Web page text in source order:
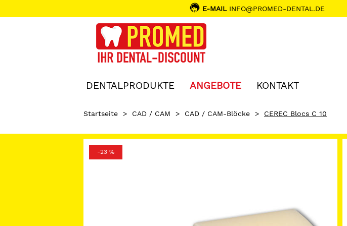
E-MAILINFO@PROMED-DENTAL.DE
DENTALPRODUKTE ANGEBOTE KONTAKT
Startseite > CAD / CAM > CAD / CAM-Blöcke > CEREC Blocs C 10
-23 %